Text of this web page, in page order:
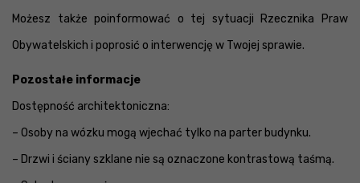
Możesz także poinformować o tej sytuacji Rzecznika Praw
Obywatelskich i poprosić o interwencję w Twojej sprawie.
Pozostałe informacje
Dostępność architektoniczna:
– Osoby na wózku mogą wjechać tylko na parter budynku.
– Drzwi i ściany szklane nie są oznaczone kontrastową taśmą.